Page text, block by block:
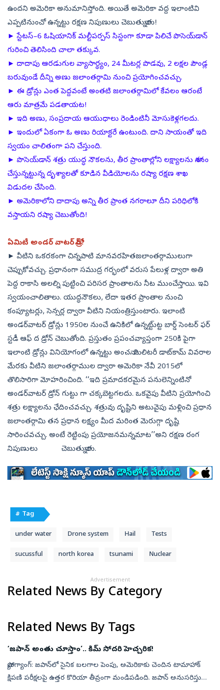
ఉందని అమెరికా అనుమానిస్తోంది. అయితే అమెరికా వద్ద ఇలాంటివి
ఎప్పటినుంచో ఉన్నట్టు రక్షణ నిపుణులు చెబుతున్నారు!
► స్టేటస్‌–6 ఓషియానిక్‌ మల్టీపర్పస్‌ సిస్టంగా కూడా పిలిచే పొసెయ్‌డాన్‌
గురించి తెలిసింది చాలా తక్కువ.
► దాదాపు ఆరడుగుల వ్యాసార్థ్యం, 24 మీటర్ల పొడవు, 2 లక్షల పౌండ్ల
బరువుండే దీన్ని అణు జలాంతర్గామి నుంచి ప్రయోగించవచ్చు.
► ఈ డ్రోన్లు ఎంత పెద్దవంటే అంతటి జలాంతర్గామిలో కేవలం ఆరంటే
ఆరు మాత్రమే పడతాయట!
► ఇది అణు, సంప్రదాయ ఆయుధాలు రెండింటినీ మోసుకెళ్లగలదు.
► ఇందులో ఏకంగా ఓ అణు రియాక్టరే ఉంటుంది. దాని సాయంతో ఇది
స్వయం చాలితంగా పని చేస్తుంది.
► పొసెయ్‌డాన్‌ శత్రు యుద్ధ నౌకలను, తీర ప్రాంతాల్లోని లక్ష్యాలను నాశనం
చేస్తున్నట్టున్న దృశ్యాలతో కూడిన వీడియోలను రష్యా రక్షణ శాఖ
విడుదల చేసింది.
► అమెరికాలోని దాదాపు అన్ని తీర ప్రాంత నగరాలూ దీని పరిధిలోకి
వస్తాయని రష్యా చెబుతోంది!
ఏమిటీ అండర్‌ వాటర్‌ డ్రోన్‌?
► వీటిని ఒకరకంగా చిన్నపాటి మానవరహితజలాంతర్గాములుగా
చెప్పుకోవచ్చు. ప్రధానంగా సముద్ర గర్భంలో వరుస పేలుళ్ల ద్వారా అతి
పెద్ద రాకాసి అలల్ని పుట్టించి పరిసర ప్రాంతాలను నీట ముంచేస్తాయి. ఇవి
స్వయంచాలితాలు. యుద్ధనౌకలు, లేదా ఇతర ప్రాంతాల నుంచి
కంప్యూటర్లు, సెన్సర్ల ద్వారా వీటిని నియంత్రిస్తుంటారు. ఇలాంటి
అండర్‌వాటర్‌ డ్రోన్లు 1950ల నుంచే ఉనికిలో ఉన్నట్టు్ట్ట బార్డ్‌ సెంటర్‌ ఫర్‌
స్టడీ ఆఫ్‌ ద డ్రోన్‌ చెబుతోంది. ప్రస్తుతం ప్రపంచవ్యాప్తంగా 250కి పైగా
ఇలాంటి డ్రోన్లు వినియోగంలో ఉన్నట్టు అంచనా. మిలిటరీ డాట్‌కామ్‌ వివరాల
మేరకు వీటిని జలాంతర్గాముల ద్వారా అమెరికా నేవీ 2015లో
తొలిసారిగా మోహరించింది. ‘‘ఇది ప్రమాదకరమైన పనులెన్నింటినో
అండర్‌వాటర్‌ డ్రోన్‌ గుట్టు గా చక్కబెట్టగలదు. ఒకవైపు వీటిని ప్రయోగించి
శత్రు లక్ష్యాలను ఛేదించవచ్చు. శత్రువు దృష్టిని అటువైపు మళ్లించి ప్రధాన
జలాంతర్గామి తన ప్రధాన లక్ష్యం మీద మరింత మెరుగ్గా దృష్టి
సారించవచ్చు. అంటే రెట్టింపు ప్రయోజనమన్నమాట’’అని రక్షణ రంగ
నిపుణులు చెబుతున్నారు.
# Tag
under water Drone system Hail Tests
sucussful north korea tsunami Nuclear
Advertisement
Related News By Category
Related News By Tags
‘జపాన్‌ అంతు చూస్తాం’.. కిమ్ సోదరి హెచ్చరిక!
ప్యోంగ్యాంగ్: జపాన్‌లో సైనిక బలగాల పెంపు, అమెరికాకు చెందిన టామాహాక్
క్షిపణి పరీక్షలపై ఉత్తర కొరియా తీవ్రంగా మండిపడింది. జపాన్‌ అనుసరిస్తున్న